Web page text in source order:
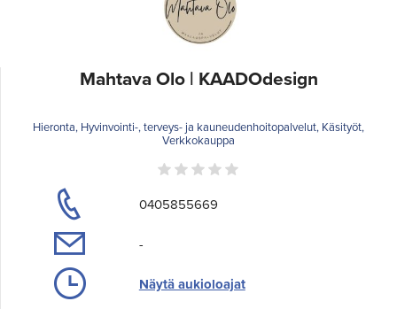
Mahtava Olo | KAADOdesign
Hieronta, Hyvinvointi-, terveys- ja kauneudenhoitopalvelut, Käsityöt,
Verkkokauppa
0405855669
-
Näytä aukioloajat